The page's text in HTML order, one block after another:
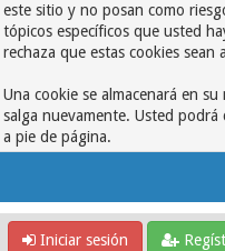
este sitio y no posan como
tópicos específicos que usted
rechaza que estas cookies sean
Una cookie se almacenará en
salga nuevamente. Usted
a pie de página.
Iniciar sesión